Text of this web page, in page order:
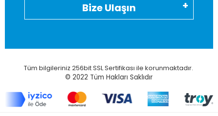
Bize Ulaşın
Tüm bilgileriniz 256bit SSL Sertifikası ile korunmaktadır.
© 2022 Tüm Hakları Saklıdır